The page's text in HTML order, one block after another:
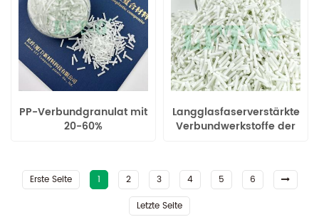
PP-Verbundgranulat mit
20-60%
Langglasfaserverstärkte
Verbundwerkstoffe der
Erste Seite 1 2 3 4 5
6
Letzte Seite